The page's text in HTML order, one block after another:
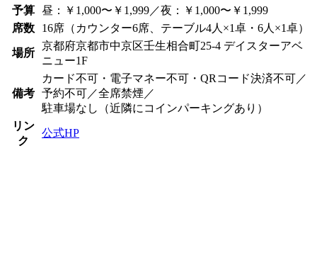
予算 昼：￥1,000〜￥1,999／夜：￥1,000〜￥1,999
席数
16席（カウンター6席、テーブル4人×1卓・6人×1卓）
場所
京都府京都市中京区壬生相合町25-4 デイスターアベ
ニュー1F
備考
カード不可・電子マネー不可・QRコード決済不可／
予約不可／全席禁煙／
駐車場なし（近隣にコインパーキングあり）
リン
ク
公式HP